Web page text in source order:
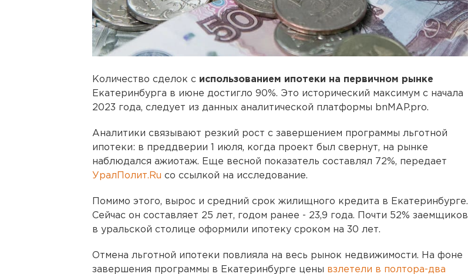
Количество сделок с использованием ипотеки на первичном рынке
Екатеринбурга в июне достигло 90%. Это исторический максимум с начала
2023 года, следует из данных аналитической платформы bnMAP.pro.
Аналитики связывают резкий рост с завершением программы льготной
ипотеки: в преддверии 1 июля, когда проект был свернут, на рынке
наблюдался ажиотаж. Еще весной показатель составлял 72%, передает
УралПолит.Ru со ссылкой на исследование.
Помимо этого, вырос и средний срок жилищного кредита в Екатеринбурге.
Сейчас он составляет 25 лет, годом ранее - 23,9 года. Почти 52% заемщиков
в уральской столице оформили ипотеку сроком на 30 лет.
Отмена льготной ипотеки повлияла на весь рынок недвижимости. На фоне
завершения программы в Екатеринбурге цены взлетели в полтора-два